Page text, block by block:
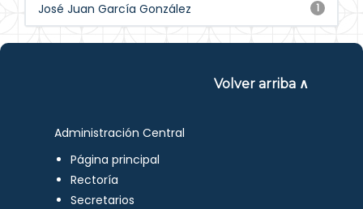
1
José Juan García González
Volver arriba ∧
Administración Central
Página principal
Rectoría
Secretarios